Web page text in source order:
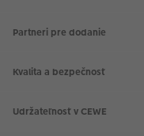
Partneri pre dodanie
Kvalita a bezpečnosť
Udržateľnosť v CEWE